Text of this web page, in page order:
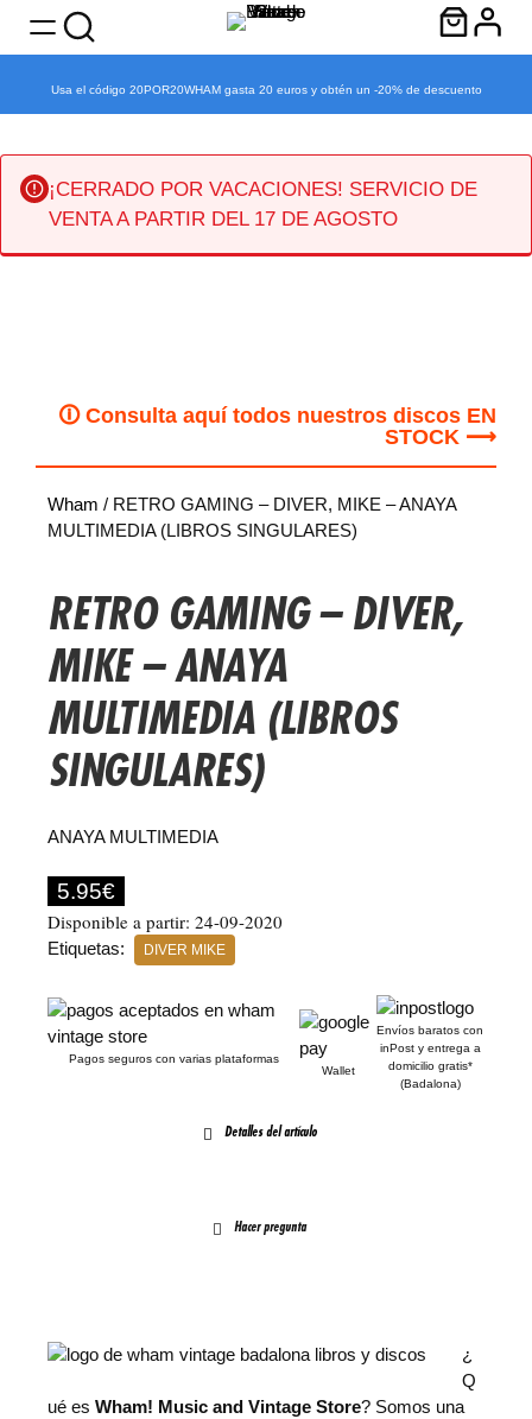
¡CERRADO POR VACACIONES! SERVICIO DE
VENTA A PARTIR DEL 17 DE AGOSTO
Usa el código 20POR20WHAM gasta 20 euros y obtén un -20% de descuento
🛈 Consulta aquí todos nuestros discos EN
STOCK ⟶
Wham / RETRO GAMING – DIVER, MIKE – ANAYA
MULTIMEDIA (LIBROS SINGULARES)
RETRO GAMING – DIVER,
MIKE – ANAYA
MULTIMEDIA (LIBROS
SINGULARES)
ANAYA MULTIMEDIA
5.95€
Disponible a partir: 24-09-2020
Etiquetas: DIVER MIKE
Pagos seguros con varias plataformas
Wallet
Envíos baratos con
inPost y entrega a
domicilio gratis*
(Badalona)
Detalles del artículo
Hacer pregunta
¿
Q
ué es Wham! Music and Vintage Store? Somos una